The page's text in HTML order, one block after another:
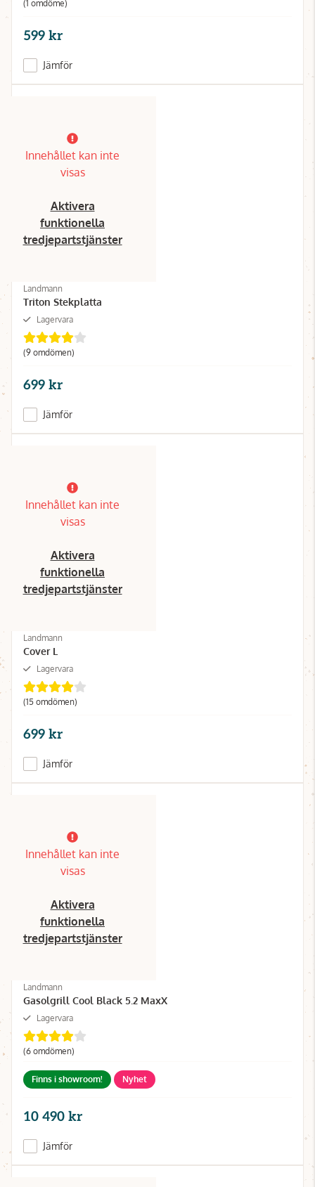
(1 omdöme)
599 kr
Jämför
Innehållet kan inte
visas
Aktivera
funktionella
tredjepartstjänster
Landmann
Triton Stekplatta
Lagervara
(9 omdömen)
699 kr
Jämför
Innehållet kan inte
visas
Aktivera
funktionella
tredjepartstjänster
Landmann
Cover L
Lagervara
(15 omdömen)
699 kr
Jämför
Innehållet kan inte
visas
Aktivera
funktionella
tredjepartstjänster
Landmann
Gasolgrill Cool Black 5.2 MaxX
Lagervara
(6 omdömen)
Finns i showroom! Nyhet
10 490 kr
Jämför